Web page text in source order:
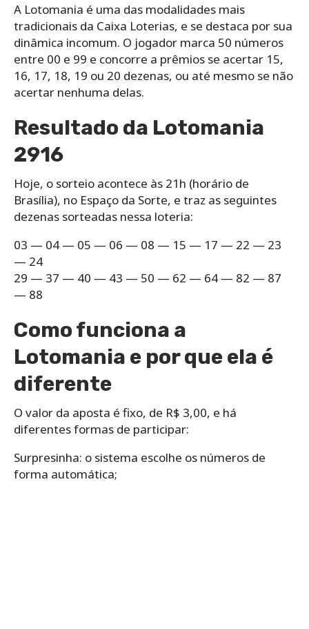
A Lotomania é uma das modalidades mais
tradicionais da Caixa Loterias, e se destaca por sua
dinâmica incomum. O jogador marca 50 números
entre 00 e 99 e concorre a prêmios se acertar 15,
16, 17, 18, 19 ou 20 dezenas, ou até mesmo se não
acertar nenhuma delas.
Resultado da Lotomania
2916
Hoje, o sorteio acontece às 21h (horário de
Brasília), no Espaço da Sorte, e traz as seguintes
dezenas sorteadas nessa loteria:
03 — 04 — 05 — 06 — 08 — 15 — 17 — 22 — 23
— 24
29 — 37 — 40 — 43 — 50 — 62 — 64 — 82 — 87
— 88
Como funciona a
Lotomania e por que ela é
diferente
O valor da aposta é fixo, de R$ 3,00, e há
diferentes formas de participar:
Surpresinha: o sistema escolhe os números de
forma automática;